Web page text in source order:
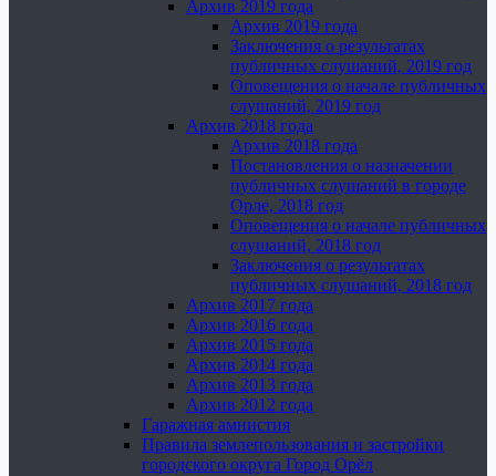
Архив 2019 года
Архив 2019 года
Заключения о результатах
публичных слушаний, 2019 год
Оповещения о начале публичных
слушаний, 2019 год
Архив 2018 года
Архив 2018 года
Постановления о назначении
публичных слушаний в городе
Орле, 2018 год
Оповещения о начале публичных
слушаний, 2018 год
Заключения о результатах
публичных слушаний, 2018 год
Архив 2017 года
Архив 2016 года
Архив 2015 года
Архив 2014 года
Архив 2013 года
Архив 2012 года
Гаражная амнистия
Правила землепользования и застройки
городского округа Город Орёл